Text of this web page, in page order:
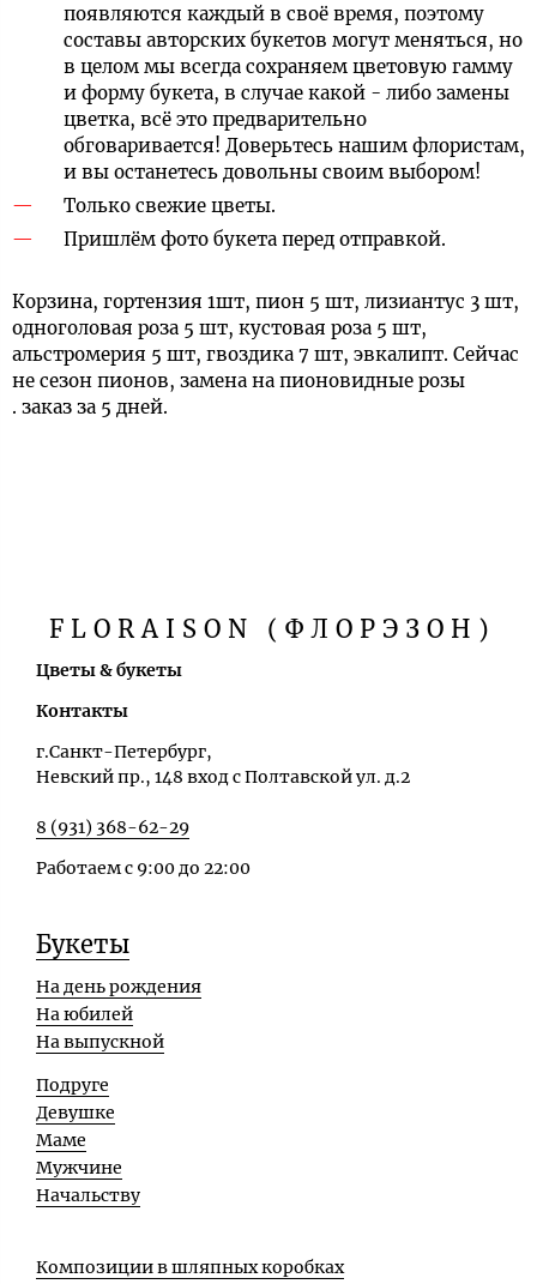
появляются каждый в своё время, поэтому
составы авторских букетов могут меняться, но
в целом мы всегда сохраняем цветовую гамму
и форму букета, в случае какой - либо замены
цветка, всё это предварительно
обговаривается! Доверьтесь нашим флористам,
и вы останетесь довольны своим выбором!
Только свежие цветы.
Пришлём фото букета перед отправкой.
Корзина, гортензия 1шт, пион 5 шт, лизиантус 3 шт,
одноголовая роза 5 шт, кустовая роза 5 шт,
альстромерия 5 шт, гвоздика 7 шт, эвкалипт. Сейчас
не сезон пионов, замена на пионовидные розы
. заказ за 5 дней.
FLORAISON (ФЛОРЭЗОН)
Цветы & букеты
Контакты
г.Санкт-Петербург,
Невский пр., 148 вход с Полтавской ул. д.2
8 (931) 368-62-29
Работаем с 9:00 до 22:00
Букеты
На день рождения
На юбилей
На выпускной
Подруге
Девушке
Маме
Мужчине
Начальству
Композиции в шляпных коробках